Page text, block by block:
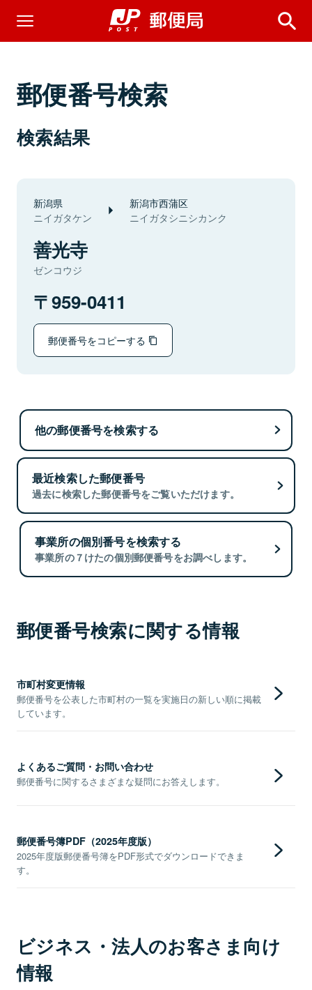
郵便番号検索
検索結果
新潟県
ニイガタケン
新潟市西蒲区
ニイガタシニシカンク
善光寺
ゼンコウジ
959-0411
郵便番号をコピーする
他の郵便番号を検索する
最近検索した郵便番号
過去に検索した郵便番号をご覧いただけます。
事業所の個別番号を検索する
事業所の７けたの個別郵便番号をお調べします。
郵便番号検索に関する情報
市町村変更情報
郵便番号を公表した市町村の一覧を実施日の新しい順に掲載
しています。
よくあるご質問・お問い合わせ
郵便番号に関するさまざまな疑問にお答えします。
郵便番号簿PDF（2025年度版）
2025年度版郵便番号簿をPDF形式でダウンロードできま
す。
ビジネス・法人のお客さま向け
情報